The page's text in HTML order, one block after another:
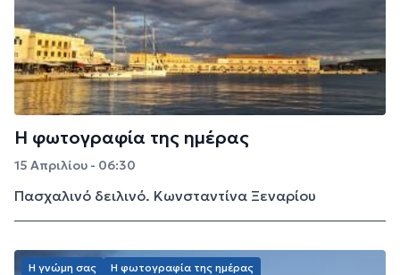
Η φωτογραφία της ημέρας
15 Απριλίου - 06:30
Πασχαλινό δειλινό. Κωνσταντίνα Ξεναρίου
Η γνώμη σας Η φωτογραφία της ημέρας